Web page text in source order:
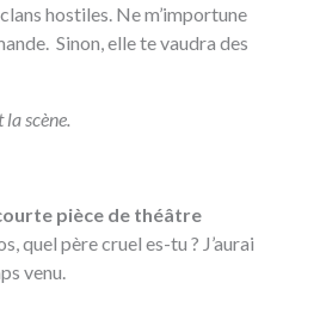
hostiles. Ne m’importune
Sinon, elle te vaudra des
scène.
pièce de théâtre
quel père cruel es-tu ? J’aurai
venu.